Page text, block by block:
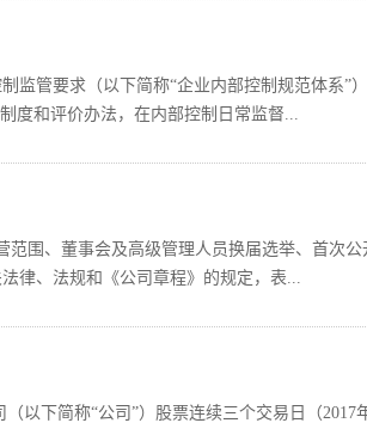
监管要求（以下简称“企业内部控制规范体系”）
度和评价办法，在内部控制日常监督...
范围、董事会及高级管理人员换届选举、首次公
律、法规和《公司章程》的规定，表...
以下简称“公司”）股票连续三个交易日（2017